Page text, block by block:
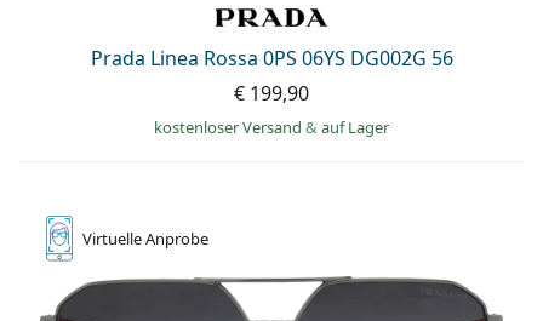
Prada Linea Rossa 0PS 06YS DG002G 56
€ 199,90
kostenloser Versand & auf Lager
VirtuelleAnprobe